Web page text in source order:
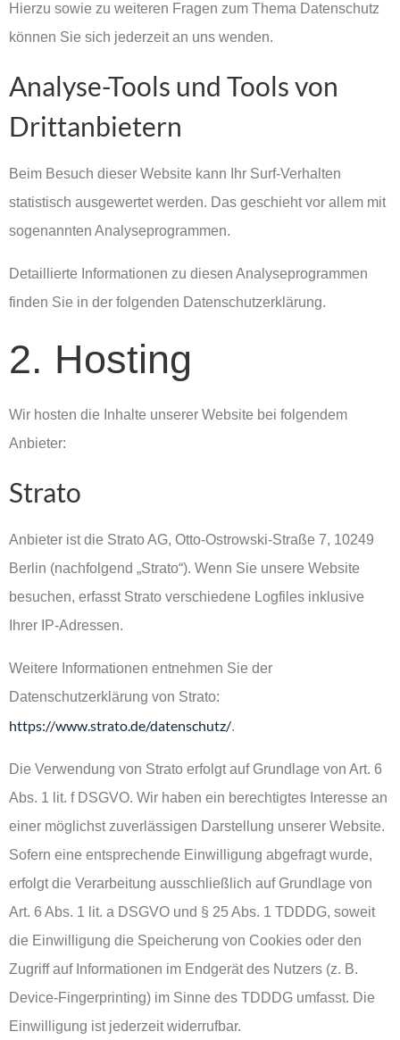
Hierzu sowie zu weiteren Fragen zum Thema Datenschutz
können Sie sich jederzeit an uns wenden.
Analyse-Tools und Tools von
Drittanbietern
Beim Besuch dieser Website kann Ihr Surf-Verhalten
statistisch ausgewertet werden. Das geschieht vor allem mit
sogenannten Analyseprogrammen.
Detaillierte Informationen zu diesen Analyseprogrammen
finden Sie in der folgenden Datenschutzerklärung.
2. Hosting
Wir hosten die Inhalte unserer Website bei folgendem
Anbieter:
Strato
Anbieter ist die Strato AG, Otto-Ostrowski-Straße 7, 10249
Berlin (nachfolgend „Strato“). Wenn Sie unsere Website
besuchen, erfasst Strato verschiedene Logfiles inklusive
Ihrer IP-Adressen.
Weitere Informationen entnehmen Sie der
Datenschutzerklärung von Strato:
https://www.strato.de/datenschutz/.
Die Verwendung von Strato erfolgt auf Grundlage von Art. 6
Abs. 1 lit. f DSGVO. Wir haben ein berechtigtes Interesse an
einer möglichst zuverlässigen Darstellung unserer Website.
Sofern eine entsprechende Einwilligung abgefragt wurde,
erfolgt die Verarbeitung ausschließlich auf Grundlage von
Art. 6 Abs. 1 lit. a DSGVO und § 25 Abs. 1 TDDDG, soweit
die Einwilligung die Speicherung von Cookies oder den
Zugriff auf Informationen im Endgerät des Nutzers (z. B.
Device-Fingerprinting) im Sinne des TDDDG umfasst. Die
Einwilligung ist jederzeit widerrufbar.